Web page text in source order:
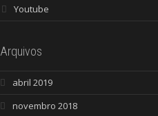
Youtube
Arquivos
abril 2019
novembro 2018